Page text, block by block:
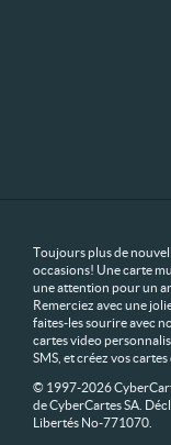
Toujours plus de
occasions! Une carte
une attention pour un
Remerciez avec une
faites-les sourire avec
cartes video
SMS, et créez vos
© 1997-2026
de CyberCartes SA.
Libertés No-771070.